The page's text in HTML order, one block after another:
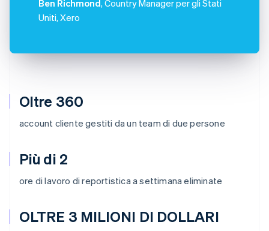
Oltre 360
account cliente gestiti da un team di due persone
Più di 2
ore di lavoro di reportistica a settimana eliminate
OLTRE 3 MILIONI DI DOLLARI
Ben Richmond, Country Manager per gli Stati
Uniti, Xero